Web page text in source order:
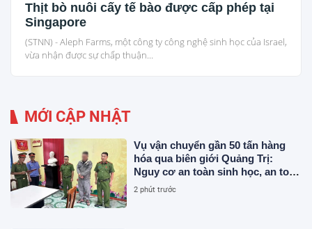
Thịt bò nuôi cấy tế bào được cấp phép tại
Singapore
(STNN) - Aleph Farms, một công ty công nghệ sinh học của Israel,
vừa nhận được sự chấp thuận...
MỚI CẬP NHẬT
Vụ vận chuyển gần 50 tấn hàng
hóa qua biên giới Quảng Trị:
Nguy cơ an toàn sinh học, an toàn
thực phẩm từ sản phẩm động vật
2 phút trước